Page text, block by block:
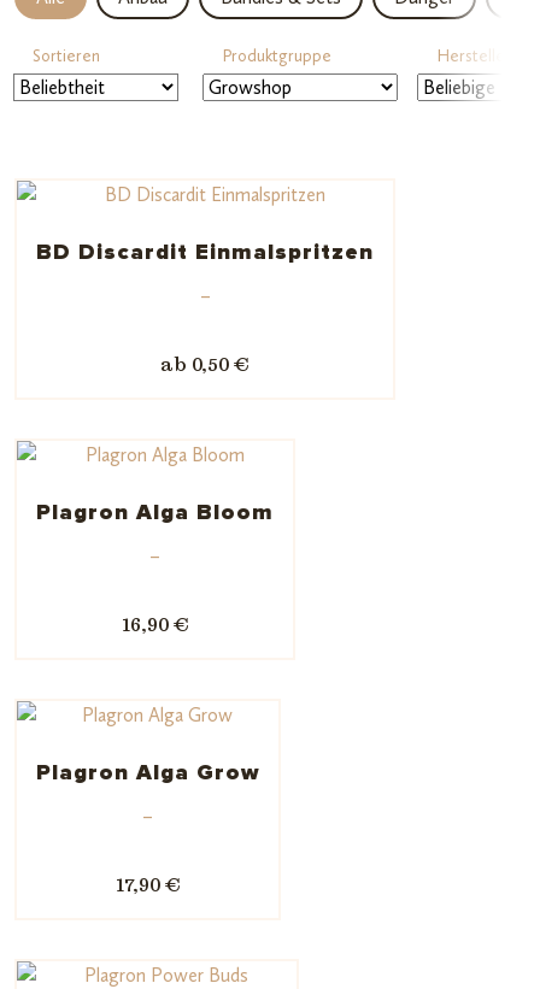
Sortieren Produktgruppe Hersteller
BD Discardit Einmalspritzen
–
ab 0,50 €
Plagron Alga Bloom
–
16,90 €
Plagron Alga Grow
–
17,90 €